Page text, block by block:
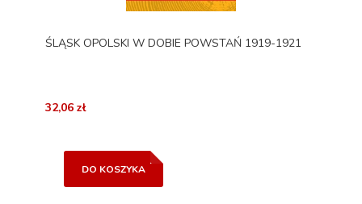
ŚLĄSK OPOLSKI W DOBIE POWSTAŃ 1919-1921
32,06 zł
DO KOSZYKA